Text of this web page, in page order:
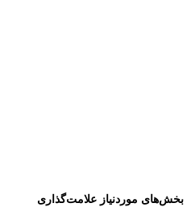
بخش‌های موردنیاز علامت‌گذاری